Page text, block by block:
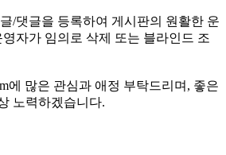
/댓글을 등록하여 게시판의 원활한 운
자가 임의로 삭제 또는 블라인드 조
에 많은 관심과 애정 부탁드리며, 좋은
노력하겠습니다.